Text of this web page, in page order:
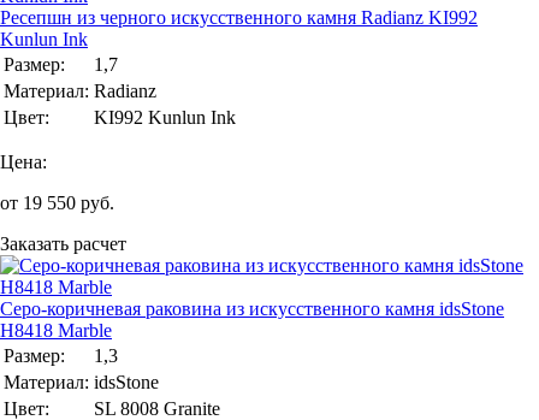
Ресепшн из черного искусственного камня Radianz KI992
Kunlun Ink
Размер:
1,7
Материал: Radianz
Цвет:
KI992 Kunlun Ink
Цена:
от 19 550 руб.
Заказать расчет
Серо-коричневая раковина из искусственного камня idsStone
H8418 Marble
Размер:
1,3
Материал: idsStone
Цвет:
SL 8008 Granite